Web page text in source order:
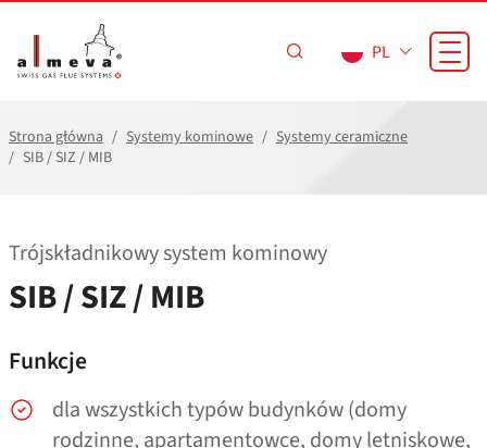
PL
Strona główna Systemy kominowe
Systemy ceramiczne
SIB / SIZ / MIB
Trójskładnikowy system kominowy
SIB / SIZ / MIB
Funkcje
dla wszystkich typów budynków (domy
rodzinne, apartamentowce, domy letniskowe,